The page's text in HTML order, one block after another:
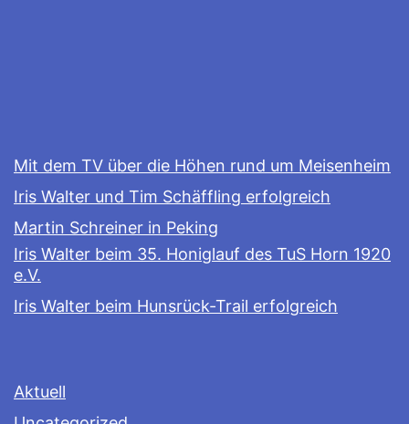
Mit dem TV über die Höhen rund um Meisenheim
Iris Walter und Tim Schäffling erfolgreich
Martin Schreiner in Peking
Iris Walter beim 35. Honiglauf des TuS Horn 1920
e.V.
Iris Walter beim Hunsrück-Trail erfolgreich
Aktuell